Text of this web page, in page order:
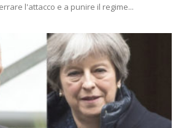
l'attacco e a punire il regime...